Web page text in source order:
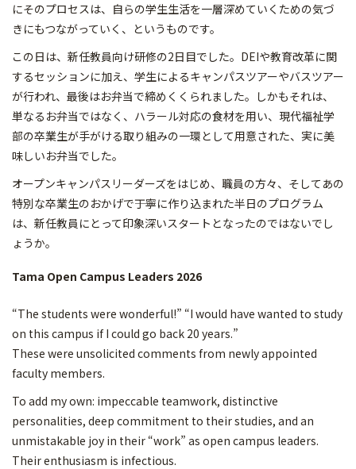
にそのプロセスは、自らの学生生活を一層深めていくための気づ
きにもつながっていく、というものです。
この日は、新任教員向け研修の2日目でした。DEIや教育改革に関
するセッションに加え、学生によるキャンパスツアーやバスツアー
が行われ、最後はお弁当で締めくくられました。しかもそれは、
単なるお弁当ではなく、ハラール対応の食材を用い、現代福祉学
部の卒業生が手がける取り組みの一環として用意された、実に美
味しいお弁当でした。
オープンキャンパスリーダーズをはじめ、職員の方々、そしてあの
特別な卒業生のおかげで――丁寧に作り込まれた半日のプログラム
は、新任教員にとって印象深いスタートとなったのではないでし
ょうか。
Tama Open Campus Leaders 2026
“The students were wonderful!” “I would have wanted to study
on this campus if I could go back 20 years.”
These were unsolicited comments from newly appointed
faculty members.
To add my own: impeccable teamwork, distinctive
personalities, deep commitment to their studies, and an
unmistakable joy in their “work” as open campus leaders.
Their enthusiasm is infectious.